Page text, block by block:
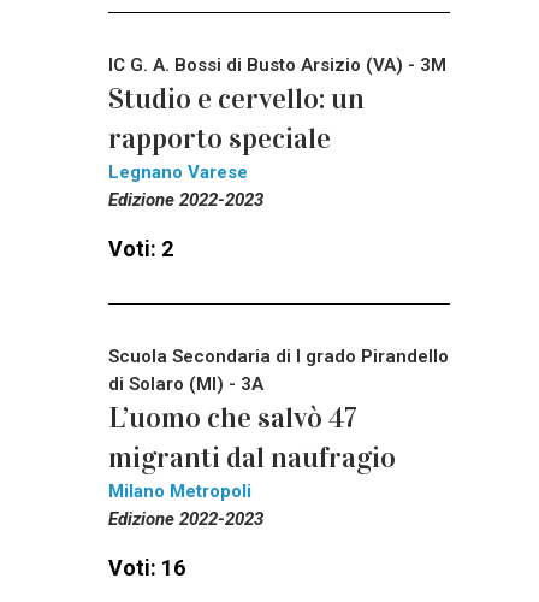
IC G. A. Bossi di Busto Arsizio (VA) - 3M
Studio e cervello: un
rapporto speciale
Legnano Varese
Edizione 2022-2023
Voti: 2
Scuola Secondaria di I grado Pirandello
di Solaro (MI) - 3A
L’uomo che salvò 47
migranti dal naufragio
Milano Metropoli
Edizione 2022-2023
Voti: 16